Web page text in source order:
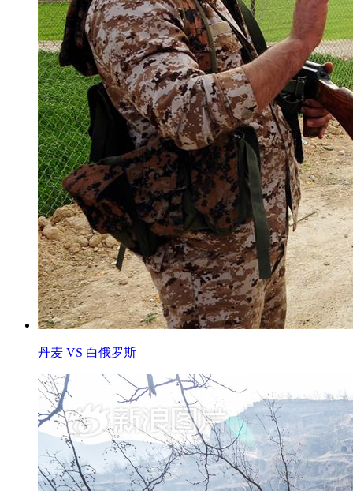
丹麦 VS 白俄罗斯